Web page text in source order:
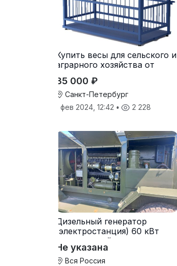
Купить весы для сельского и
аграрного хозяйства от
35 000 ₽
Санкт-Петербург
1 фев 2024, 12:42 • 2 228
Дизельный генератор
(электростанция) 60 кВт
-автономный источник
электроэнергии
Не указана
Вся Россия